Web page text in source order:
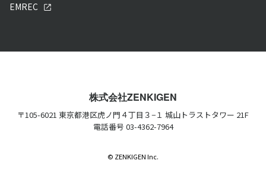
EMREC
株式会社ZENKIGEN
〒105-6021 東京都港区虎ノ門４丁目３−１ 城山トラストタワー 21F
電話番号 03-4362-7964
© ZENKIGEN Inc.